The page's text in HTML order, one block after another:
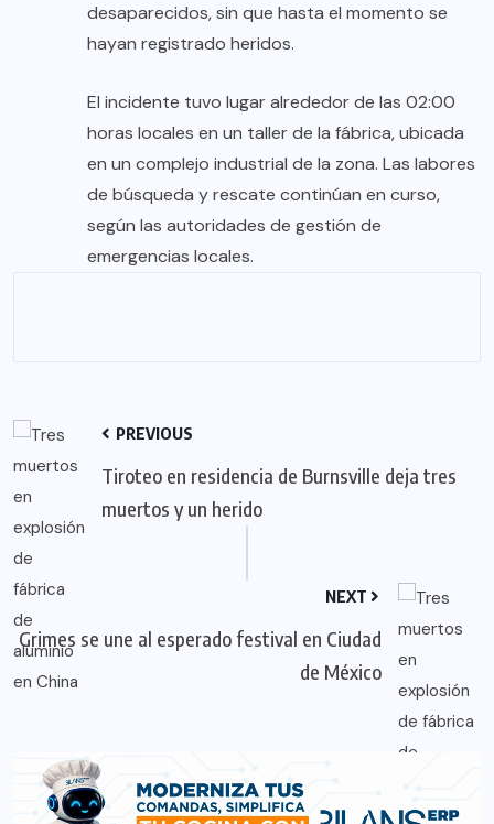
desaparecidos, sin que hasta el momento se
hayan registrado heridos.
El incidente tuvo lugar alrededor de las 02:00
horas locales en un taller de la fábrica, ubicada
en un complejo industrial de la zona. Las labores
de búsqueda y rescate continúan en curso,
según las autoridades de gestión de
emergencias locales.
PREVIOUS
Tiroteo en residencia de Burnsville deja tres
muertos y un herido
NEXT
Grimes se une al esperado festival en Ciudad
de México